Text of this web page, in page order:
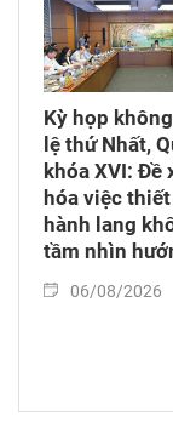
Kỳ họp
lệ thứ Nhất,
khóa XVI: Đề
hóa việc
hành lang
tầm nhìn
06/08/2026